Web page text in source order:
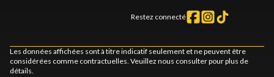
Restez connecté
Les données affichées sont à titre indicatif seulement et ne peuvent être
considérées comme contractuelles. Veuillez nous consulter pour plus de
détails.